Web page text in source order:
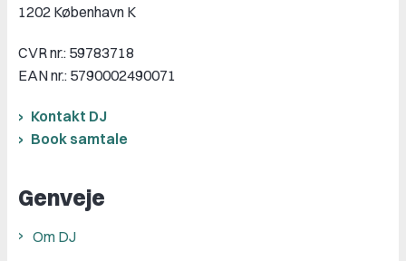
1202 København K
CVR nr.: 59783718
EAN nr.: 5790002490071
Kontakt DJ
Book samtale
Genveje
Om DJ